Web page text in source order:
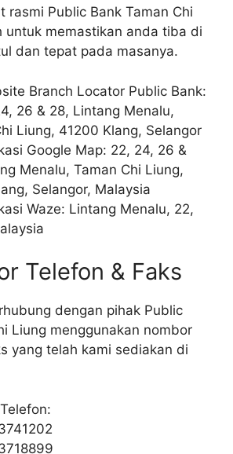
rasmi Public Bank Taman Chi
untuk memastikan anda tiba di
dan tepat pada masanya.
Branch Locator Public Bank:
26 & 28, Lintang Menalu,
Liung, 41200 Klang, Selangor
Google Map: 22, 24, 26 &
Menalu, Taman Chi Liung,
Selangor, Malaysia
Waze: Lintang Menalu, 22,
Telefon & Faks
dengan pihak Public
Liung menggunakan nombor
yang telah kami sediakan di